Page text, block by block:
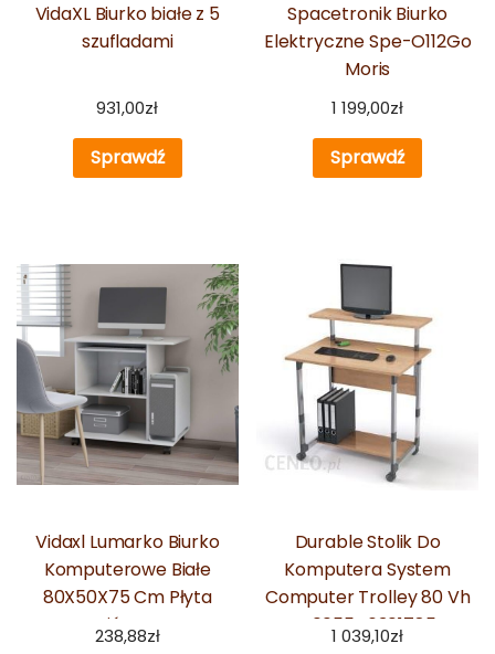
VidaXL Biurko białe z 5
szufladami
931,00zł
Sprawdź
Spacetronik Biurko
Elektryczne Spe-O112Go
Moris
1 199,00zł
Sprawdź
Vidaxl Lumarko Biurko
Komputerowe Białe
80X50X75 Cm Płyta
Wiórowa
238,88zł
Durable Stolik Do
Komputera System
Computer Trolley 80 Vh
4005546301785
1 039,10zł